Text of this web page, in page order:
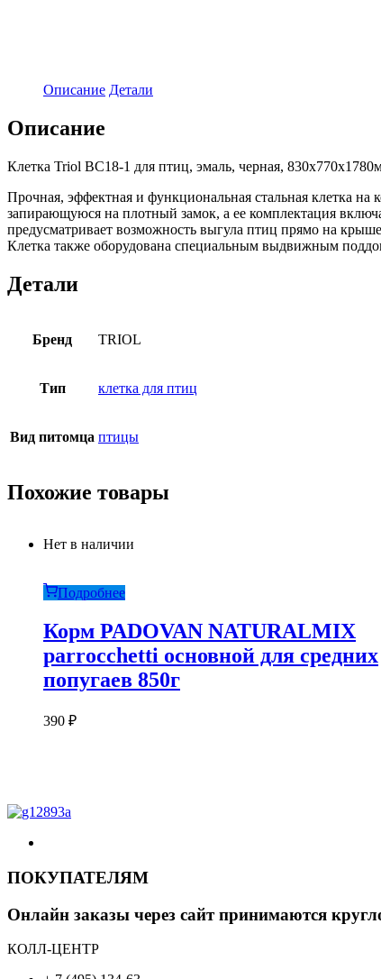
Описание Детали
Описание
Клетка Triol BC18-1 для птиц, эмаль, черная,
Прочная, эффектная и функциональная стальная клетка
запирающуюся на плотный замок, а ее комплектация
предусматривает возможность выгула птиц прямо на
Клетка также оборудована специальным выдвижным
Детали
Бренд TRIOL
Тип клетка для птиц
Вид питомца птицы
Похожие товары
Нет в наличии
Подробнее
Корм PADOVAN NATURALMIX
parrocchetti основной для средних
попугаев 850г
390 ₽
ПОКУПАТЕЛЯМ
Онлайн заказы через сайт принимаются
КОЛЛ-ЦЕНТР